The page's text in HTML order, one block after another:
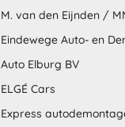
M. van den Eijnden /
Eindewege Auto- en
Auto Elburg BV
ELGÉ Cars
Express